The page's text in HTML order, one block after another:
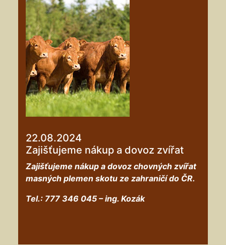
22.08.2024
Zajišťujeme nákup a dovoz zvířat
Zajišťujeme nákup a dovoz chovných zvířat
masných plemen skotu ze zahraničí do ČR.
Tel.: 777 346 045 – ing. Kozák